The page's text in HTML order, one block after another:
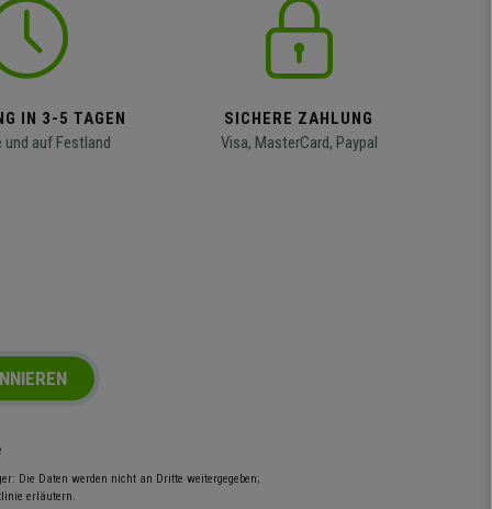
IN 3-5 TAGEN
und auf Festland
SICHERE ZAHLUNG
Visa, MasterCard, Paypal
Die Daten werden nicht an Dritte weitergegeben;
erläutern.